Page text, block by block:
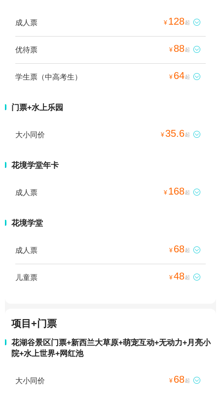
成人票 ¥ 128起 
优待票 ¥ 88起 
学生票（中高考生） ¥ 64起 
门票+水上乐园
大小同价 ¥35.6起 
花境学堂年卡
成人票 ¥ 168起 
花境学堂
成人票 ¥ 68起 
儿童票 ¥48起 
项目+门票
花湖谷景区门票+新西兰大草原+萌宠互动+无动力+月亮小
院+水上世界+网红池
大小同价 ¥ 68起 